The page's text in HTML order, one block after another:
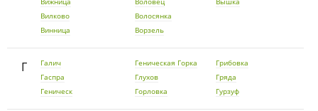
Вилково
Винница
Волосянка
Ворзель
Г
Галич
Гаспра
Геническ
Геническая Горка
Глухов
Горловка
Грибовка
Гряда
Гурзуф